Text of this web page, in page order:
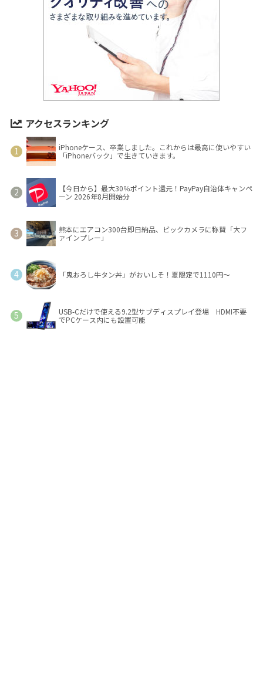
アクセスランキング
iPhoneケース、卒業しました。これからは最高に使いやすい
「iPhoneバック」で生きていきます。
【今日から】最大30％ポイント還元！PayPay自治体キャンペ
ーン 2026年8月開始分
熊本にエアコン300台即日納品、ビックカメラに称賛「大フ
ァインプレー」
「鬼おろし牛タン丼」がおいしそ！夏限定で1110円～
USB-Cだけで使える9.2型サブディスプレイ登場 HDMI不要
でPCケース内にも設置可能